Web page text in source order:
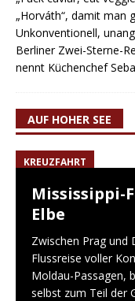
„Horváth“, damit man
Unkonventionell,
Berliner Zwei-Sterne-
nennt Küchenchef
AUF HOHER SEE
KREUZFAHRT
Mississippi-
Elbe
Zwischen Prag und
Flussreise voller
Moldau-Passagen,
selbst zum Teil der